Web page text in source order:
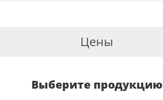
Цены
Выберите продукцию